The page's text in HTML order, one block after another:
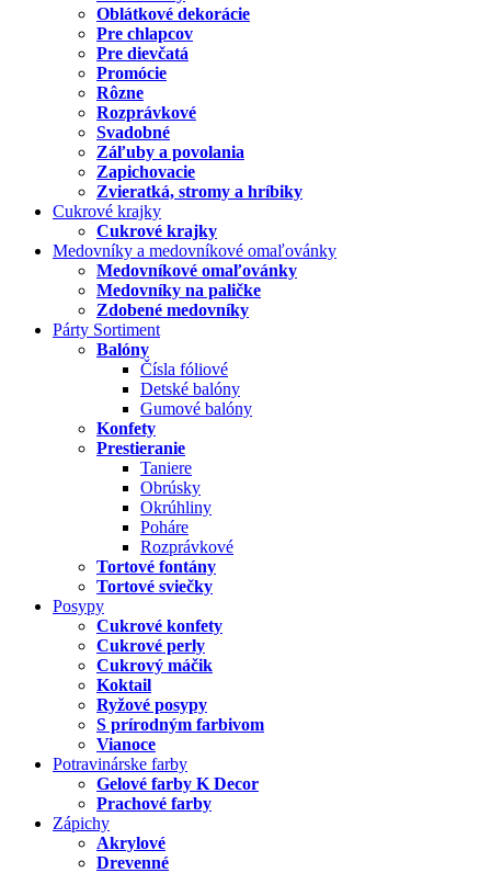
Oblátkové dekorácie
Pre chlapcov
Pre dievčatá
Promócie
Rôzne
Rozprávkové
Svadobné
Záľuby a povolania
Zapichovacie
Zvieratká, stromy a hríbiky
Cukrové krajky
Cukrové krajky
Medovníky a medovníkové omaľovánky
Medovníkové omaľovánky
Medovníky na paličke
Zdobené medovníky
Párty Sortiment
Balóny
Čísla fóliové
Detské balóny
Gumové balóny
Konfety
Prestieranie
Taniere
Obrúsky
Okrúhliny
Poháre
Rozprávkové
Tortové fontány
Tortové sviečky
Posypy
Cukrové konfety
Cukrové perly
Cukrový máčik
Koktail
Ryžové posypy
S prírodným farbivom
Vianoce
Potravinárske farby
Gelové farby K Decor
Prachové farby
Zápichy
Akrylové
Drevenné